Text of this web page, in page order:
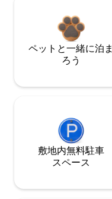
ペットと一緒に泊ま
ろう
敷地内無料駐⁠車
ス⁠ペ⁠ー⁠ス